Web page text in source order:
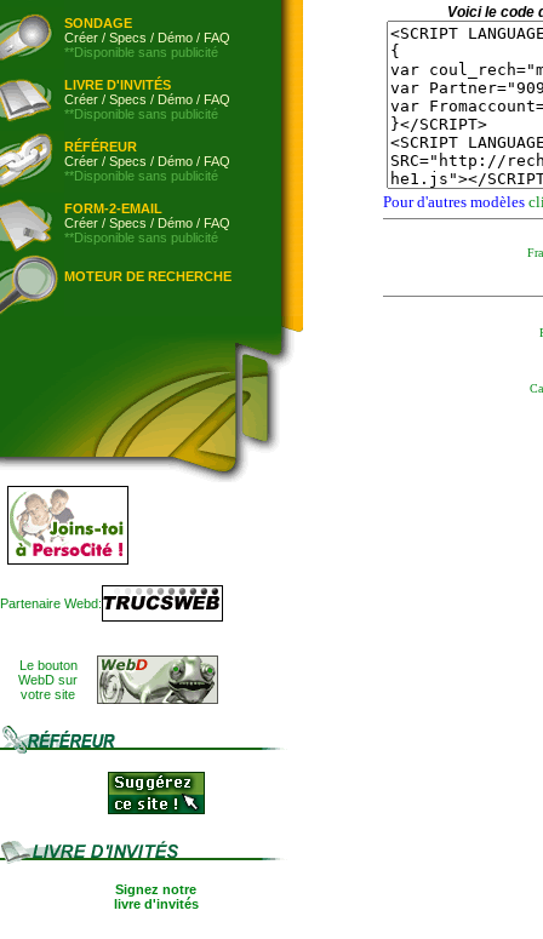
SONDAGE
Créer / Specs / Démo / FAQ
**Disponible sans publicité
LIVRE D'INVITÉS
Créer / Specs / Démo / FAQ
**Disponible sans publicité
RÉFÉREUR
Créer / Specs / Démo / FAQ
**Disponible sans publicité
FORM-2-EMAIL
Créer / Specs / Démo / FAQ
**Disponible sans publicité
MOTEUR DE RECHERCHE
Partenaire Webd:
Le bouton
WebD sur
votre site
Signez notre
livre d'invités
Voici le code
Pour d'autres modèles